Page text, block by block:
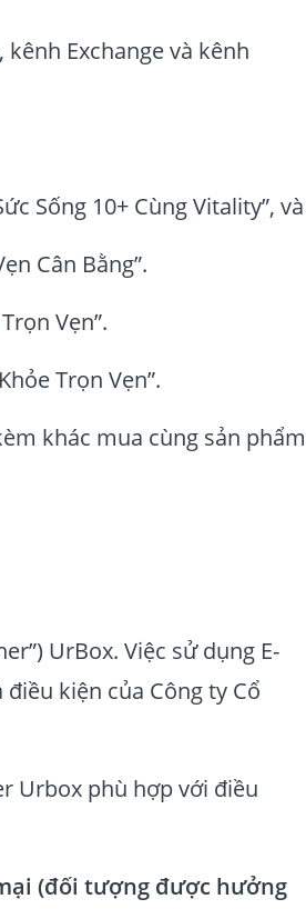
Exchange và kênh
Sống 10+ Cùng Vitality”, và
Cân Bằng”.
Vẹn”.
Trọn Vẹn”.
khác mua cùng sản phẩm
UrBox. Việc sử dụng E-
kiện của Công ty Cổ
Urbox phù hợp với điều
(đối tượng được hưởng